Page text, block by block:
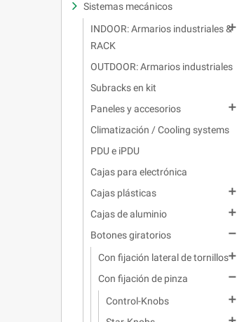
Sistemas mecánicos
INDOOR: Armarios industriales &
RACK

OUTDOOR: Armarios industriales
Subracks en kit
Paneles y accesorios

Climatización / Cooling systems
PDU e iPDU
Cajas para electrónica
Cajas plásticas

Cajas de aluminio

Botones giratorios

Con fijación lateral de tornillos
Con fijación de pinza

Control-Knobs
